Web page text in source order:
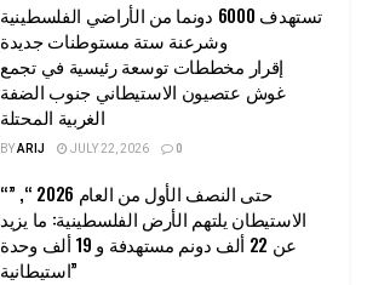
تستهدف 6000 دونما من الأراضي الفلسطينية
وشرعنة ستة مستوطنات جديدة
إقرار مخططات توسعة رئيسية في تجمع
غوش عتصيون الاستيطاني جنوب الضفة
الغربية المحتلة
BYARIJ JULY 22, 2026 0
“حتى النصف الأول من العام 2026 “, ”
الاستيطان يلتهم الأرض الفلسطينية: ما يزيد
عن 22 ألف دونم مستهدفة و 19 ألف وحدة
استيطانية”